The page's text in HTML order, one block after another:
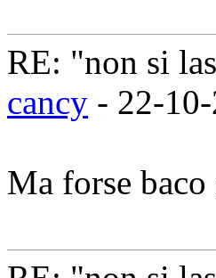
RE: "non si
cancy - 22-
Ma forse baco